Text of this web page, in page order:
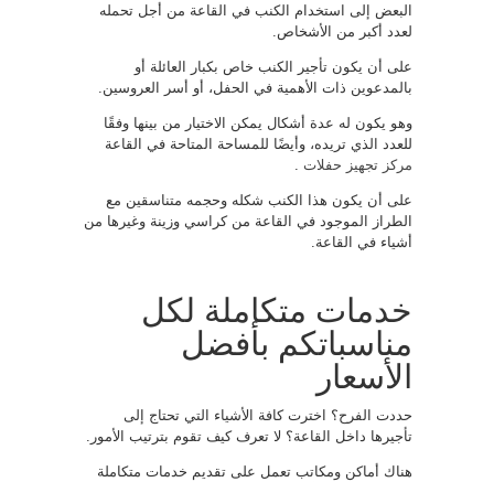
البعض إلى استخدام الكنب في القاعة من أجل تحمله
لعدد أكبر من الأشخاص.
على أن يكون تأجير الكنب خاص بكبار العائلة أو
بالمدعوين ذات الأهمية في الحفل، أو أسر العروسين.
وهو يكون له عدة أشكال يمكن الاختيار من بينها وفقًا
للعدد الذي تريده، وأيضًا للمساحة المتاحة في القاعة
مركز تجهيز حفلات
على أن يكون هذا الكنب شكله وحجمه متناسقين مع
الطراز الموجود في القاعة من كراسي وزينة وغيرها من
أشياء في القاعة.
خدمات متكاملة لكل
مناسباتكم بأفضل
الأسعار
حددت الفرح؟ اخترت كافة الأشياء التي تحتاج إلى
تأجيرها داخل القاعة؟ لا تعرف كيف تقوم بترتيب الأمور.
هناك أماكن ومكاتب تعمل على تقديم خدمات متكاملة